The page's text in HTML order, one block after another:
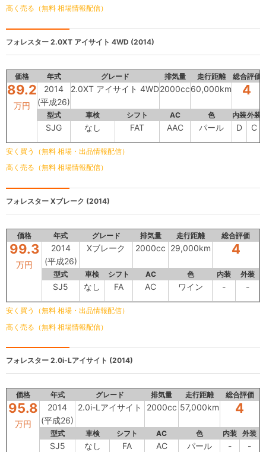
高く売る（無料 相場情報配信）
フォレスター 2.0XT アイサイト 4WD (2014)
価格 年式 グレード 排気量 走行距離 総合評価
89.2
万円
2014
(平成26)
2.0XT アイサイト 4WD2000cc60,000km 4
型式 車検 シフト AC 色 内装外装
SJG なし FAT AAC パール D C
安く買う（無料 相場・出品情報配信）
高く売る（無料 相場情報配信）
フォレスター Xブレーク (2014)
価格 年式 グレード 排気量 走行距離 総合評価
99.3
万円
2014
(平成26)
Xブレーク 2000cc 29,000km 4
型式 車検 シフト AC 色 内装 外装
SJ5 なし FA AC ワイン - -
安く買う（無料 相場・出品情報配信）
高く売る（無料 相場情報配信）
フォレスター 2.0i-Lアイサイト (2014)
価格 年式 グレード 排気量 走行距離 総合評価
95.8
万円
2014
(平成26)
2.0i-Lアイサイト 2000cc 57,000km 4
型式 車検 シフト AC 色 内装 外装
SJ5 なし FA AC パール - -